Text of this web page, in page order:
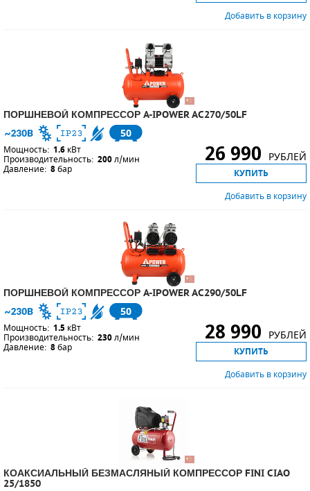
Добавить в корзину
ПОРШНЕВОЙ КОМПРЕССОР A-IPOWER AC270/50LF
50
Мощность: 1.6 кВт
Производительность: 200л/мин
Давление: 8бар
26 990 РУБЛЕЙ
КУПИТЬ
Добавить в корзину
ПОРШНЕВОЙ КОМПРЕССОР A-IPOWER AC290/50LF
50
Мощность: 1.5 кВт
Производительность: 230л/мин
Давление: 8бар
28 990 РУБЛЕЙ
КУПИТЬ
Добавить в корзину
КОАКСИАЛЬНЫЙ БЕЗМАСЛЯНЫЙ КОМПРЕССОР FINI CIAO
25/1850